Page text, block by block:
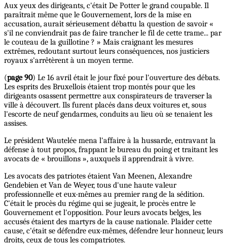
Aux yeux des dirigeants, c'était De Potter le grand coupable. Il
paraîtrait même que le Gouvernement, lors de la mise en
accusation, aurait sérieusement débattu la question de savoir «
s'il ne conviendrait pas de faire trancher le fil de cette trame... par
le couteau de la guillotine ? » Mais craignant les mesures
extrêmes, redoutant surtout leurs conséquences, nos justiciers
royaux s'arrêtèrent à un moyen terme.
(page 90) Le 16 avril était le jour fixé pour l'ouverture des débats.
Les esprits des Bruxellois étaient trop montés pour que les
dirigeants osassent permettre aux conspirateurs de traverser la
ville à découvert. Ils furent placés dans deux voitures et, sous
l'escorte de neuf gendarmes, conduits au lieu où se tenaient les
assises.
Le président Wautelée mena l'affaire à la hussarde, entravant la
défense à tout propos, frappant le bureau du poing et traitant les
avocats de « brouillons », auxquels il apprendrait à vivre.
Les avocats des patriotes étaient Van Meenen, Alexandre
Gendebien et Van de Weyer, tous d'une haute valeur
professionnelle et eux-mêmes au premier rang de la sédition.
C'était le procès du régime qui se jugeait, le procès entre le
Gouvernement et l'opposition. Pour leurs avocats belges, les
accusés étaient des martyrs de la cause nationale. Plaider cette
cause, c'était se défendre eux-mêmes, défendre leur honneur, leurs
droits, ceux de tous les compatriotes.